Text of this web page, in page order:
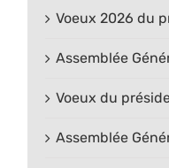
Voeux 2026 du
Assemblée
Voeux du
Assemblée